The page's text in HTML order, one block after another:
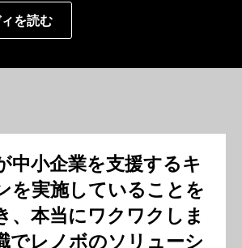
を読む
中小企業を支援するキ
を実施していることを
、本当にワクワクしま
でレノボのソリューシ